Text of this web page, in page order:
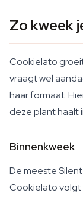
Zo kweek
Cookielato
vraagt wel
haar formaat.
deze plant haalt
Binnenkweek
De meeste
Cookielato volgt